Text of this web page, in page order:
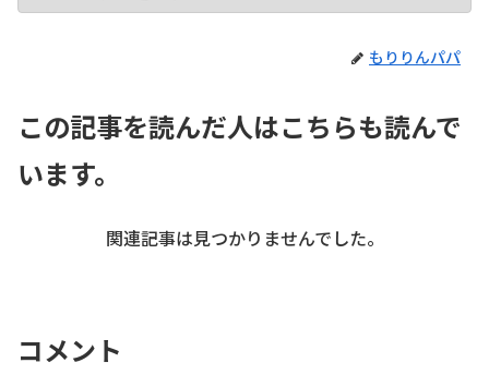
もりりんパパ
この記事を読んだ人はこちらも読んで
います。
関連記事は見つかりませんでした。
コメント